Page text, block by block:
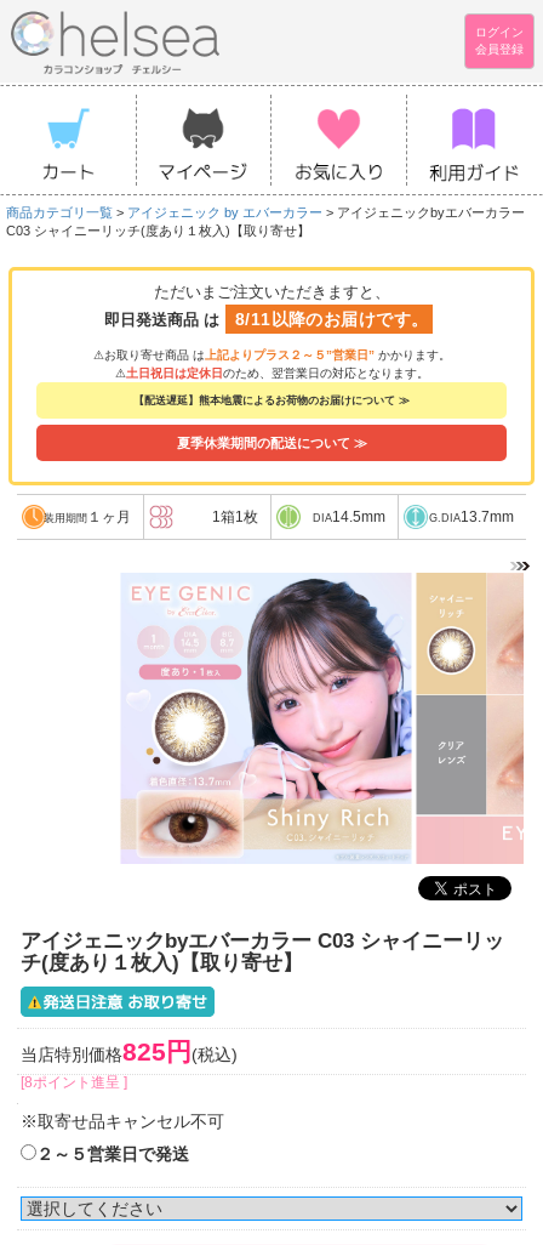
ログイン
会員登録
商品カテゴリ一覧 > アイジェニック by エバーカラー > アイジェニックbyエバーカラー
C03 シャイニーリッチ(度あり１枚入)【取り寄せ】
ただいまご注文いただきますと、
即日発送商品 は
8/11以降のお届けです。
⚠お取り寄せ商品 は 上記よりプラス２～５”営業日” かかります。
⚠土日祝日は定休日のため、翌営業日の対応となります。
【配送遅延】熊本地震によるお荷物のお届けについて ≫
夏季休業期間の配送について ≫
装用期間 １ヶ月 1箱1枚 DIA14.5mm G.DIA13.7mm
アイジェニックbyエバーカラー C03 シャイニーリッ
チ(度あり１枚入)【取り寄せ】
当店特別価格825円 (税込)
[8ポイント進呈 ]
※取寄せ品キャンセル不可
２～５営業日で発送